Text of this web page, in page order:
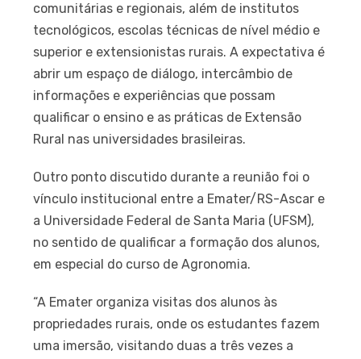
comunitárias e regionais, além de institutos
tecnológicos, escolas técnicas de nível médio e
superior e extensionistas rurais. A expectativa é
abrir um espaço de diálogo, intercâmbio de
informações e experiências que possam
qualificar o ensino e as práticas de Extensão
Rural nas universidades brasileiras.
Outro ponto discutido durante a reunião foi o
vínculo institucional entre a Emater/RS-Ascar e
a Universidade Federal de Santa Maria (UFSM),
no sentido de qualificar a formação dos alunos,
em especial do curso de Agronomia.
“A Emater organiza visitas dos alunos às
propriedades rurais, onde os estudantes fazem
uma imersão, visitando duas a três vezes a